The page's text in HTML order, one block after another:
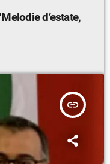
d’estate,
insert_link